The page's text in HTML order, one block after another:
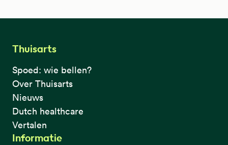
Thuisarts
Spoed: wie bellen?
Over Thuisarts
Nieuws
Dutch healthcare
Vertalen
Informatie